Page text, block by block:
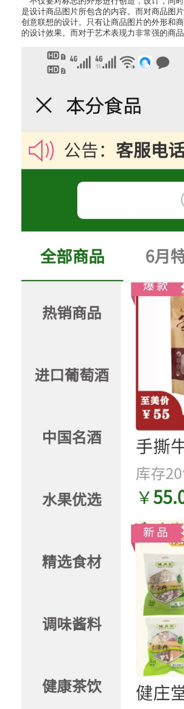
是设计商品图片所包含的内容。而对商品图
创意联想的设计。只有让商品图片的外形和
的设计效果。而对于艺术表现力非常强的商